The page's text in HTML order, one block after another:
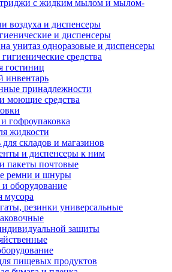
с жидким мылом и мылом-
воздуха и диспенсеры
и диспенсеры
унитаз одноразовые и диспенсеры
средства
гостиниц
инвентарь
принадлежности
моющие средства
гофроупаковка
жидкости
складов и магазинов
и диспенсеры к ним
пакеты почтовые
ремни и шнуры
оборудование
мусора
резинки универсальные
защиты
пищевых продуктов